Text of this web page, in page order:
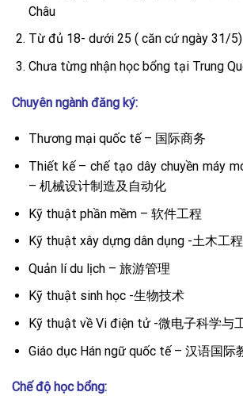
Châu
Từ đủ 18- dưới 25 ( căn cứ ngày 31/5)
Chưa từng nhận học bổng tại Trung
Chuyên ngành đăng ký:
Thương mại quốc tế – 国际商务
Thiết kế – chế tạo dây chuyền máy
– 机械设计制造及自动化
Kỹ thuật phần mềm – 软件工程
Kỹ thuật xây dựng dân dụng -土木工程
Quản lí du lịch – 旅游管理
Kỹ thuật sinh học -生物技术
Kỹ thuật về Vi điện tử -微电子科学与
Giáo dục Hán ngữ quốc tế – 汉语国际
Chế độ học bổng: